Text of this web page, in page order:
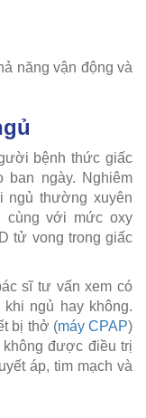
năng vận động và
bệnh thức giấc
ban ngày. Nghiêm
ngủ thường xuyên
cùng với mức oxy
tử vong trong giấc
sĩ tư vấn xem có
ngủ hay không.
bị thở (máy CPAP)
được điều trị
áp, tim mạch và